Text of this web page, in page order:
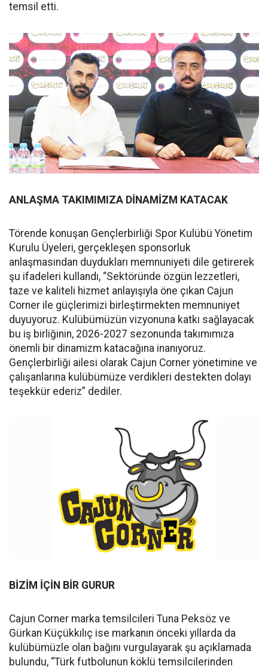
temsil etti.
ANLAŞMA TAKIMIMIZA DİNAMİZM KATACAK
Törende konuşan Gençlerbirliği Spor Kulübü Yönetim
Kurulu Üyeleri, gerçekleşen sponsorluk
anlaşmasından duydukları memnuniyeti dile getirerek
şu ifadeleri kullandı, “Sektöründe özgün lezzetleri,
taze ve kaliteli hizmet anlayışıyla öne çıkan Cajun
Corner ile güçlerimizi birleştirmekten memnuniyet
duyuyoruz. Kulübümüzün vizyonuna katkı sağlayacak
bu iş birliğinin, 2026-2027 sezonunda takımımıza
önemli bir dinamizm katacağına inanıyoruz.
Gençlerbirliği ailesi olarak Cajun Corner yönetimine ve
çalışanlarına kulübümüze verdikleri destekten dolayı
teşekkür ederiz” dediler.
BİZİM İÇİN BİR GURUR
Cajun Corner marka temsilcileri Tuna Peksöz ve
Gürkan Küçükkılıç ise markanın önceki yıllarda da
kulübümüzle olan bağını vurgulayarak şu açıklamada
bulundu, “Türk futbolunun köklü temsilcilerinden